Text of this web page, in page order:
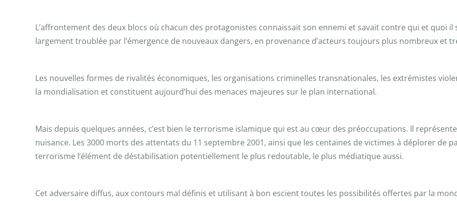
L’affrontement des deux blocs où chacun des protagonistes connaissait son ennemi et savait contre qui et quoi il
largement troublée par l’émergence de nouveaux dangers, en provenance d’acteurs toujours plus nombreux et
Les nouvelles formes de rivalités économiques, les organisations criminelles transnationales, les extrémistes
la mondialisation et constituent aujourd’hui des menaces majeures sur le plan international.
Mais depuis quelques années, c’est bien le terrorisme islamique qui est au cœur des préoccupations. Il
nuisance. Les 3000 morts des attentats du 11 septembre 2001, ainsi que les centaines de victimes à déplorer de
terrorisme l’élément de déstabilisation potentiellement le plus redoutable, le plus médiatique aussi.
Cet adversaire diffus, aux contours mal définis et utilisant à bon escient toutes les possibilités offertes par la